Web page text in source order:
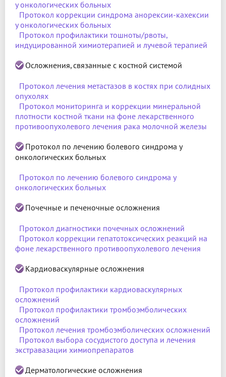
у онкологических больных
Протокол коррекции синдрома анорексии-кахексии
у онкологических больных
Протокол профилактики тошноты/рвоты,
индуцированной химиотерапией и лучевой терапией
Осложнения, связанные с костной системой
Протокол лечения метастазов в костях при солидных
опухолях
Протокол мониторинга и коррекции минеральной
плотности костной ткани на фоне лекарственного
противоопухолевого лечения рака молочной железы
Протокол по лечению болевого синдрома у
онкологических больных
Протокол по лечению болевого синдрома у
онкологических больных
Почечные и печеночные осложнения
Протокол диагностики почечных осложнений
Протокол коррекции гепатотоксических реакций на
фоне лекарственного противоопухолевого лечения
Кардиоваскулярные осложнения
Протокол профилактики кардиоваскулярных
осложнений
Протокол профилактики тромбоэмболических
осложнений
Протокол лечения тромбоэмболических осложнений
Протокол выбора сосудистого доступа и лечения
экстравазации химиопрепаратов
Дерматологические осложнения